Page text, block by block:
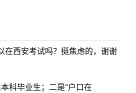
在西安考试吗？挺焦虑的，谢谢
科毕业生；二是“户口在